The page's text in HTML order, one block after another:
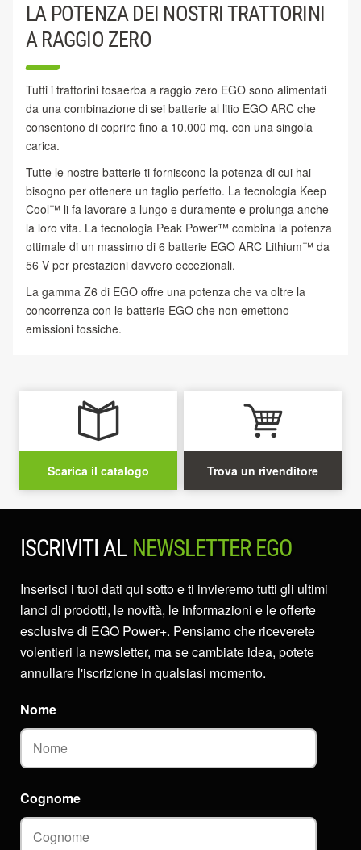
LA POTENZA DEI NOSTRI TRATTORINI
A RAGGIO ZERO
Tutti i trattorini tosaerba a raggio zero EGO sono alimentati
da una combinazione di sei batterie al litio EGO ARC che
consentono di coprire fino a 10.000 mq. con una singola
carica.
Tutte le nostre batterie ti forniscono la potenza di cui hai
bisogno per ottenere un taglio perfetto. La tecnologia Keep
Cool™ li fa lavorare a lungo e duramente e prolunga anche
la loro vita. La tecnologia Peak Power™ combina la potenza
ottimale di un massimo di 6 batterie EGO ARC Lithium™ da
56 V per prestazioni davvero eccezionali.
La gamma Z6 di EGO offre una potenza che va oltre la
concorrenza con le batterie EGO che non emettono
emissioni tossiche.
Scarica il catalogo Trova un rivenditore
ISCRIVITI AL NEWSLETTER EGO
Inserisci i tuoi dati qui sotto e ti invieremo tutti gli ultimi
lanci di prodotti, le novità, le informazioni e le offerte
esclusive di EGO Power+. Pensiamo che riceverete
volentieri la newsletter, ma se cambiate idea, potete
annullare l'iscrizione in qualsiasi momento.
Nome
Cognome